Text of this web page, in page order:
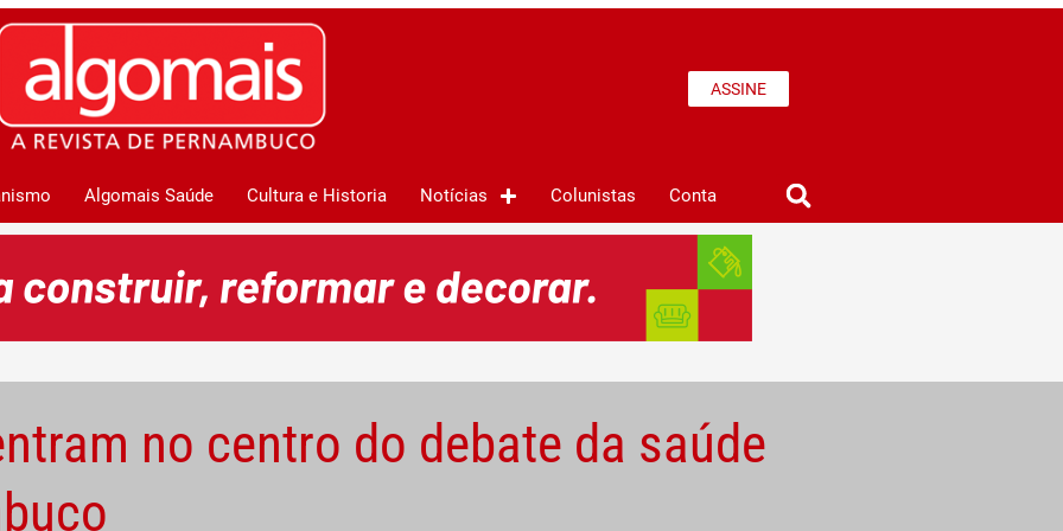
ASSINE
Algomais Saúde Cultura e Historia Notícias Colunistas Conta
no centro do debate da saúde